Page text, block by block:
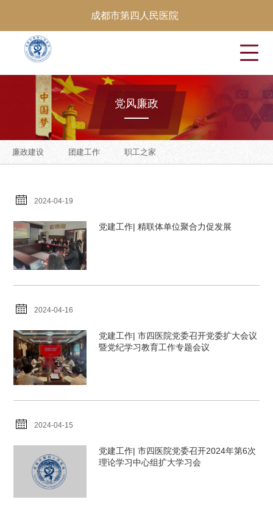
成都市第四人民医院
党风廉政
廉政建设 团建工作 职工之家
2024-04-19
党建工作| 精联体单位聚合力促发展
2024-04-16
党建工作| 市四医院党委召开党委扩大会议
暨党纪学习教育工作专题会议
2024-04-15
党建工作| 市四医院党委召开2024年第6次
理论学习中心组扩大学习会